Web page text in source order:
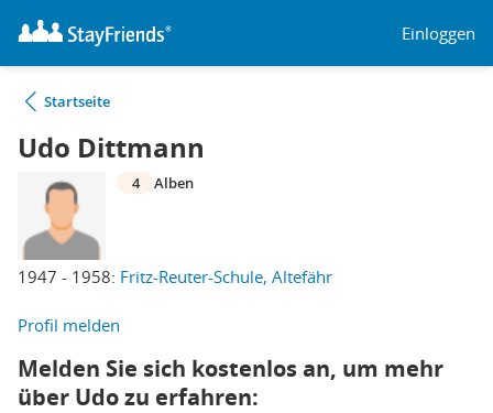
Einloggen
Startseite
Udo Dittmann
1947 - 1958: Fritz-Reuter-Schule, Altefähr
4 Alben
Profil melden
Melden Sie sich kostenlos an, um mehr
über Udo zu erfahren: